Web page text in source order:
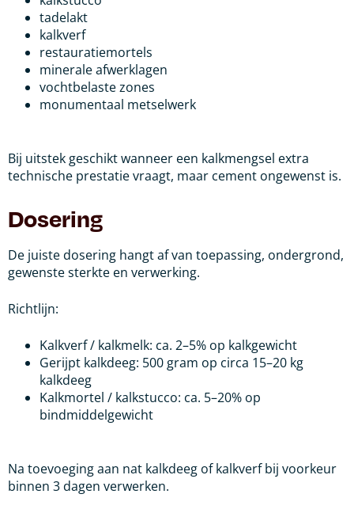
tadelakt
kalkverf
restauratiemortels
minerale afwerklagen
vochtbelaste zones
monumentaal metselwerk
Bij uitstek geschikt wanneer een kalkmengsel extra
technische prestatie vraagt, maar cement ongewenst is.
Dosering
De juiste dosering hangt af van toepassing, ondergrond,
gewenste sterkte en verwerking.
Richtlijn:
Kalkverf / kalkmelk: ca. 2–5% op kalkgewicht
Gerijpt kalkdeeg: 500 gram op circa 15–20 kg
kalkdeeg
Kalkmortel / kalkstucco: ca. 5–20% op
bindmiddelgewicht
Na toevoeging aan nat kalkdeeg of kalkverf bij voorkeur
binnen 3 dagen verwerken.